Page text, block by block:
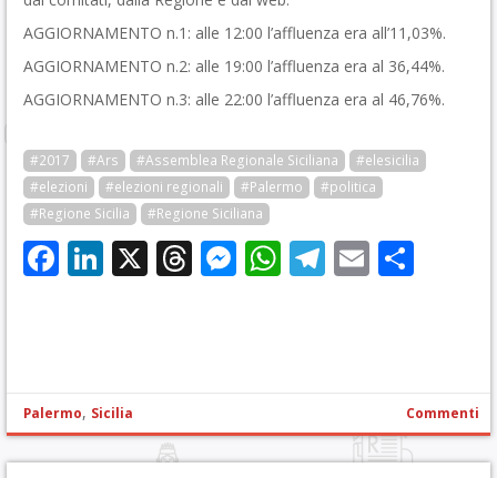
AGGIORNAMENTO n.1: alle 12:00 l’affluenza era all’11,03%.
AGGIORNAMENTO n.2: alle 19:00 l’affluenza era al 36,44%.
AGGIORNAMENTO n.3: alle 22:00 l’affluenza era al 46,76%.
#2017 #Ars #Assemblea Regionale Siciliana
#elesicilia
#elezioni
#elezioni regionali #Palermo
#politica
#Regione Sicilia
#Regione Siciliana
Facebook
LinkedIn
X Threads
Messenger
WhatsApp
Telegram
Email
Palermo, Sicilia Commenti